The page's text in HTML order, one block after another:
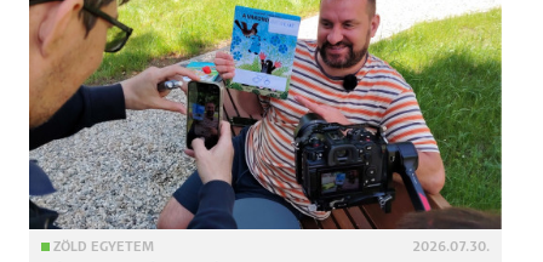
ZÖLD EGYETEM 2026.07.30.